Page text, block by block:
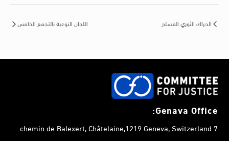
الحراك الثوري المسلح اللجان النوعية بالتجمع الخامس
Genava Office:
7 chemin de Balexert, Châtelaine,1219 Geneva, Switzerland.